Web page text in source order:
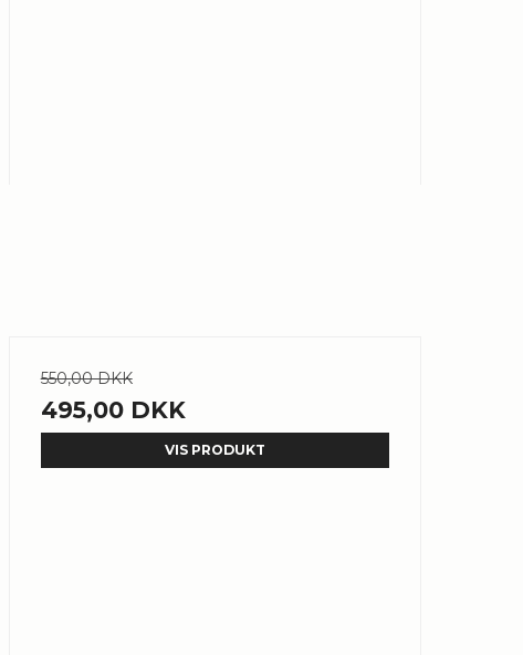
550,00 DKK
495,00 DKK
VIS PRODUKT